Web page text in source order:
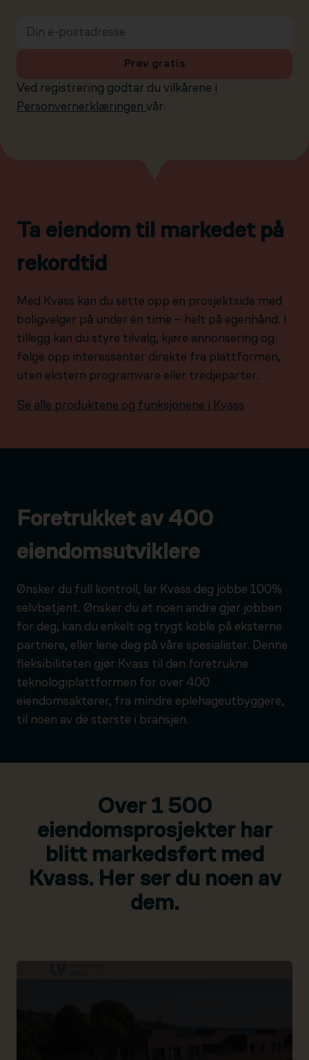
Ved registrering godtar du vilkårene i
Personvernerklæringen vår.
Prøv gratis
Ta eiendom til markedet på
rekordtid
Med Kvass kan du sette opp en prosjektside med
boligvelger på under én time – helt på egenhånd. I
tillegg kan du styre tilvalg, kjøre annonsering og
følge opp interessenter direkte fra plattformen,
uten ekstern programvare eller tredjeparter.
Se alle produktene og funksjonene i Kvass
Foretrukket av 400
eiendomsutviklere
Ønsker du full kontroll, lar Kvass deg jobbe 100%
selvbetjent. Ønsker du at noen andre gjør jobben
for deg, kan du enkelt og trygt koble på eksterne
partnere, eller lene deg på våre spesialister. Denne
fleksibiliteten gjør Kvass til den foretrukne
teknologiplattformen for over 400
eiendomsaktører, fra mindre eplehageutbyggere,
til noen av de største i bransjen.
Over 1 500
eiendomsprosjekter har
blitt markedsført med
Kvass. Her ser du noen av
dem.